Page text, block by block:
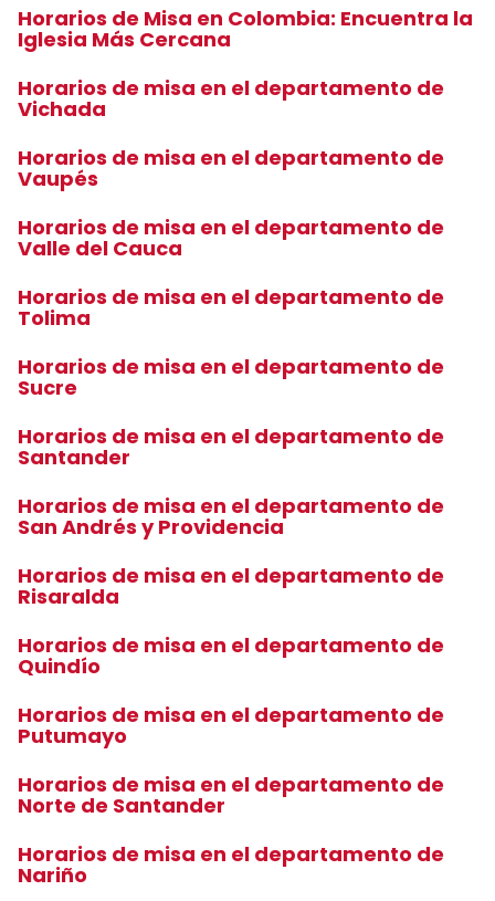
Horarios de Misa en Colombia: Encuentra la
Iglesia Más Cercana
Horarios de misa en el departamento de
Vichada
Horarios de misa en el departamento de
Vaupés
Horarios de misa en el departamento de
Valle del Cauca
Horarios de misa en el departamento de
Tolima
Horarios de misa en el departamento de
Sucre
Horarios de misa en el departamento de
Santander
Horarios de misa en el departamento de
San Andrés y Providencia
Horarios de misa en el departamento de
Risaralda
Horarios de misa en el departamento de
Quindío
Horarios de misa en el departamento de
Putumayo
Horarios de misa en el departamento de
Norte de Santander
Horarios de misa en el departamento de
Nariño